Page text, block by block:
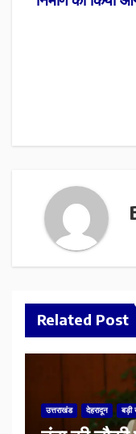
Related Post
उत्तराखंड देहरादून बड़ी